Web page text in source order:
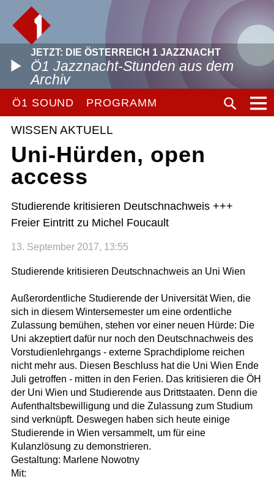
JETZT: DIE ÖSTERREICH 1 JAZZNACHT
Ö1 Jazznacht-Stunden aus dem
Archiv
Ö1 SOUND PROGRAMM
WISSEN AKTUELL
Uni-Hürden, open
access
Studierende kritisieren Deutschnachweis +++
Freier Eintritt zu Michel Foucault
13. September 2017, 13:55
Studierende kritisieren Deutschnachweis an Uni Wien
Außerordentliche Studierende der Universität Wien, die
sich in diesem Wintersemester um eine ordentliche
Zulassung bemühen, stehen vor einer neuen Hürde: Die
Uni akzeptiert dafür nur noch den Deutschnachweis des
Vorstudienlehrgangs - externe Sprachdiplome reichen
nicht mehr aus. Diesen Beschluss hat die Uni Wien Ende
Juli getroffen - mitten in den Ferien. Das kritisieren die ÖH
der Uni Wien und Studierende aus Drittstaaten. Denn die
Aufenthaltsbewilligung und die Zulassung zum Studium
sind verknüpft. Deswegen haben sich heute einige
Studierende in Wien versammelt, um für eine
Kulanzlösung zu demonstrieren.
Gestaltung: Marlene Nowotny
Mit: